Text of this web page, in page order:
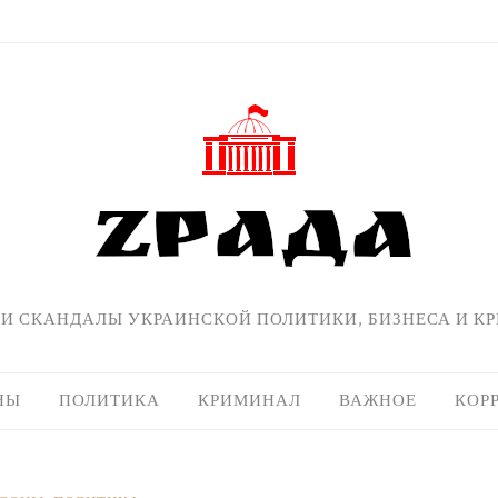
СКАНДАЛЫ УКРАИНСКОЙ ПОЛИТИКИ, БИЗНЕСА И
ПОЛИТИКА КРИМИНАЛ ВАЖНОЕ